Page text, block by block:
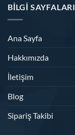
BILGI SAYFALARI
Ana Sayfa
Hakkımızda
İletişim
Blog
Sipariş Takibi